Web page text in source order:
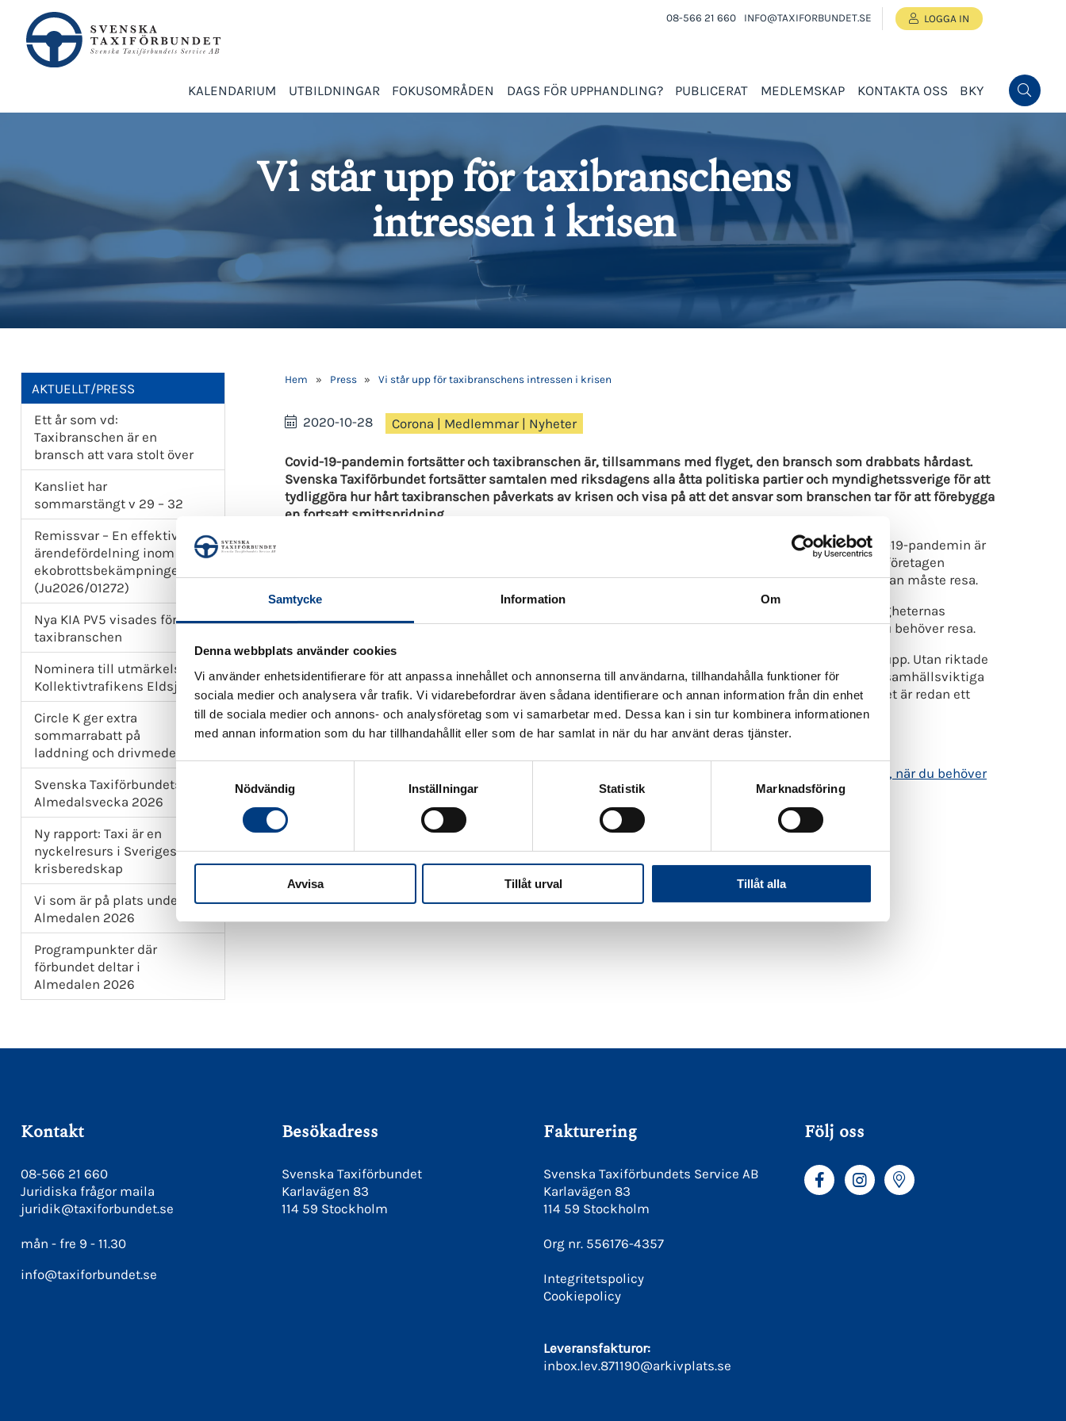
Samtycke Information Om
Denna webbplats använder cookies
Vi använder enhetsidentifierare för att anpassa innehållet och annonserna till användarna, tillhandahålla funktioner för
sociala medier och analysera vår trafik. Vi vidarebefordrar även sådana identifierare och annan information från din enhet
till de sociala medier och annons- och analysföretag som vi samarbetar med. Dessa kan i sin tur kombinera informationen
med annan information som du har tillhandahållit eller som de har samlat in när du har använt deras tjänster.
S
a
k
e
s
Nödvändig Inställningar Statistik Marknadsföring
Avvisa Tillåt urval Tillåt alla
08-566 21 660 INFO@TAXIFORBUNDET.SE LOGGA IN
KALENDARIUM UTBILDNINGAR FOKUSOMRÅDEN DAGS FÖR UPPHANDLING? PUBLICERAT MEDLEMSKAP KONTAKTA OSS BKY
Vi står upp för taxibranschens
intressen i krisen
AKTUELLT/PRESS
Ett år som vd:
Taxibranschen är en
bransch att vara stolt över
Kansliet har
sommarstängt v 29 – 32
Remissvar – En effektivare
ärendefördelning inom
ekobrottsbekämpningen
(Ju2026/01272)
Nya KIA PV5 visades för
taxibranschen
Nominera till utmärkelsen
Kollektivtrafikens Eldsjäl
Circle K ger extra
sommarrabatt på
laddning och drivmedel
Svenska Taxiförbundets
Almedalsvecka 2026
Ny rapport: Taxi är en
nyckelresurs i Sveriges
krisberedskap
Vi som är på plats under
Almedalen 2026
Programpunkter där
förbundet deltar i
Almedalen 2026
Hem » Press » Vi står upp för taxibranschens intressen i krisen
2020-10-28 Corona | Medlemmar| Nyheter
Covid-19-pandemin fortsätter och taxibranschen är, tillsammans med flyget, den bransch som drabbats hårdast.
Svenska Taxiförbundet fortsätter samtalen med riksdagens alla åtta politiska partier och myndighetssverige för att
tydliggöra hur hårt taxibranschen påverkats av krisen och visa på att det ansvar som branschen tar för att förebygga
en fortsatt smittspridning.
Taxibranschen tar ett viktigt och stort ansvar för att förebygga smittspridningen i samhället, covid-19-pandemin är
inte över. För drygt två veckor sedan lanserade Svenska Taxiförbundet tillsammans med medlemsföretagen
kampanjen ”taxi med omtanke” som syftar till att påminna om hur man reser med omtanke, när man måste resa.
Taxibranschen har alltid fokuserat på resenärernas trygghet, och det är extra viktigt just nu. Myndigheternas
rekommendation är fortfarande att hålla avstånd, och taxi är ett bra sätt att undvika trängsel när du behöver resa.
Samtidigt pekar Svenska Taxiförbundet på vikten av att samhället, så snart det är möjligt, öppnar upp. Utan riktade
åtgärder för taxibranschen riskeras en hel näring annars att slås ut och att företag som kan utföra samhällsviktiga
funktioner såsom färdtjänst, sjuktransporter och skolskjuts kommer att saknas på många orter. Det är redan ett
faktum idag.
Dela gärna filmerna vidare i ert nätverk eller lägg upp den på er hemsida!
Ta del av kampanjen Taxi med omtanke och läs mer på kampanjsidan hur du reser med omtanke, när du behöver
resa.
»
Du kan också titta på filmen ”Taxi med omtanke” på Youtube.
DELA:
PÅ
FACEBOOK
PÅ
TWITTER
PÅ
LINKEDIN
PÅ
PINTEREST
Kontakt
08-566 21 660
Juridiska frågor maila
juridik@taxiforbundet.se
mån - fre 9 - 11.30
info@taxiforbundet.se
Besökadress
Svenska Taxiförbundet
Karlavägen 83
114 59 Stockholm
Fakturering
Svenska Taxiförbundets Service AB
Karlavägen 83
114 59 Stockholm
Org nr. 556176-4357
Integritetspolicy
Cookiepolicy
Leveransfakturor:
inbox.lev.871190@arkivplats.se
Följ oss